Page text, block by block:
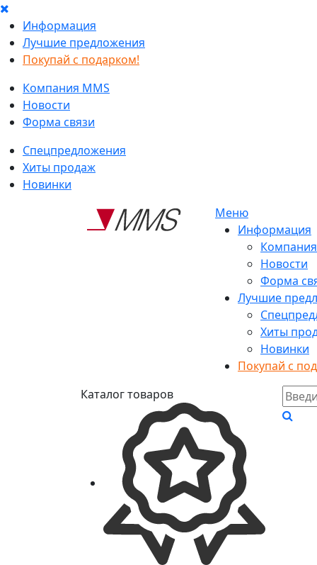
Информация
Лучшие предложения
Покупай с подарком!
Компания MMS
Новости
Форма связи
Спецпредложения
Хиты продаж
Новинки
Меню
Информация
Новости
Форма
Лучшие
Хиты
Новинки
Покупай с
Каталог товаров